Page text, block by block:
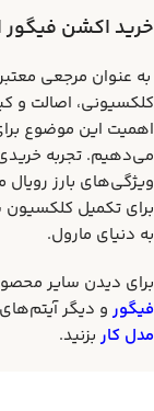
خرید اکشن فیگور
به عنوان مرجعی
کلکسیونی، اصالت و
اهمیت این موضوع
می‌دهیم. تجربه خریدی
ویژگی‌های بارز
برای تکمیل کلکسیون
به دنیای مارول.
برای دیدن سایر
فیگور و دیگر
مدل کار بزنید.